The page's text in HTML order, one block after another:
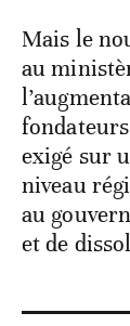
Mais le
au
exigé sur
niveau
au
et de